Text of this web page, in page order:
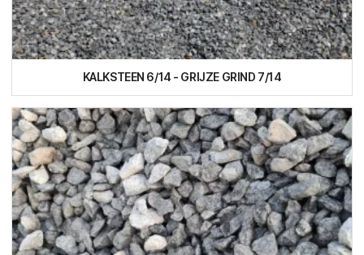
KALKSTEEN 6/14 - GRIJZE GRIND 7/14